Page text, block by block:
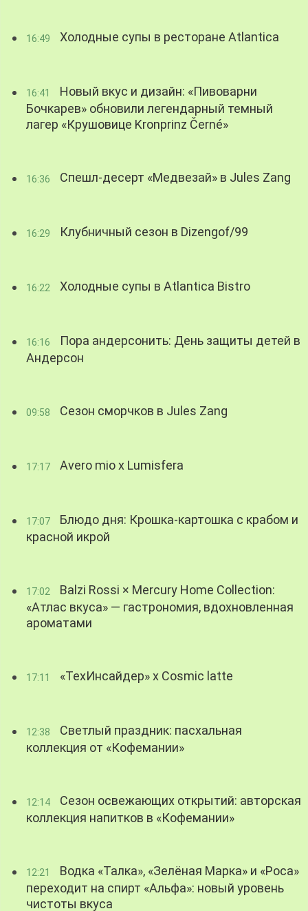
16:49 Холодные супы в ресторане Atlantica
16:41
Новый вкус и дизайн: «Пивоварни
Бочкарев» обновили легендарный темный
лагер «Крушовице Kronprinz Černé»
16:36 Спешл-десерт «Медвезай» в Jules Zang
16:29 Клубничный сезон в Dizengof/99
16:22 Холодные супы в Atlantica Bistro
16:16
Пора андерсонить: День защиты детей в
Андерсон
09:58 Сезон сморчков в Jules Zang
17:17 Avero mio x Lumisfera
17:07
Блюдо дня: Крошка-картошка с крабом и
красной икрой
17:02
Balzi Rossi × Mercury Home Collection:
«Атлас вкуса» — гастрономия, вдохновленная
ароматами
17:11 «ТехИнсайдер» х Cosmic latte
12:38
Светлый праздник: пасхальная
коллекция от «Кофемании»
12:14
Сезон освежающих открытий: авторская
коллекция напитков в «Кофемании»
12:21
Водка «Талка», «Зелёная Марка» и «Роса»
переходит на спирт «Альфа»: новый уровень
чистоты вкуса